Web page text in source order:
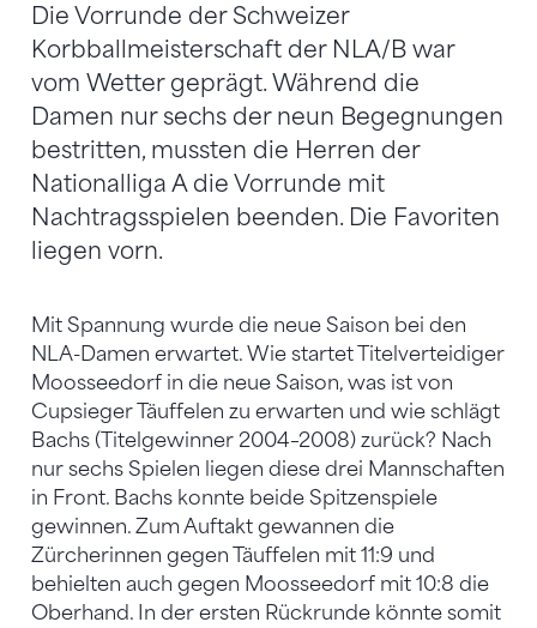
Die Vorrunde der Schweizer
Korbballmeisterschaft der NLA/B war
vom Wetter geprägt. Während die
Damen nur sechs der neun Begegnungen
bestritten, mussten die Herren der
Nationalliga A die Vorrunde mit
Nachtragsspielen beenden. Die Favoriten
liegen vorn.
Mit Spannung wurde die neue Saison bei den
NLA-Damen erwartet. Wie startet Titelverteidiger
Moosseedorf in die neue Saison, was ist von
Cupsieger Täuffelen zu erwarten und wie schlägt
Bachs (Titelgewinner 2004–2008) zurück? Nach
nur sechs Spielen liegen diese drei Mannschaften
in Front. Bachs konnte beide Spitzenspiele
gewinnen. Zum Auftakt gewannen die
Zürcherinnen gegen Täuffelen mit 11:9 und
behielten auch gegen Moosseedorf mit 10:8 die
Oberhand. In der ersten Rückrunde könnte somit